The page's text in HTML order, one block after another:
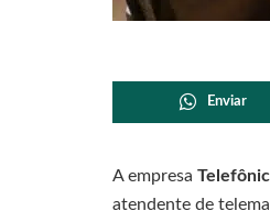
Enviar
A empresa
atendente de